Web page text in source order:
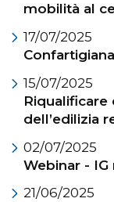
mobilità al
17/07/2025
15/07/2025
dell’edilizia
02/07/2025
Webinar -
21/06/2025